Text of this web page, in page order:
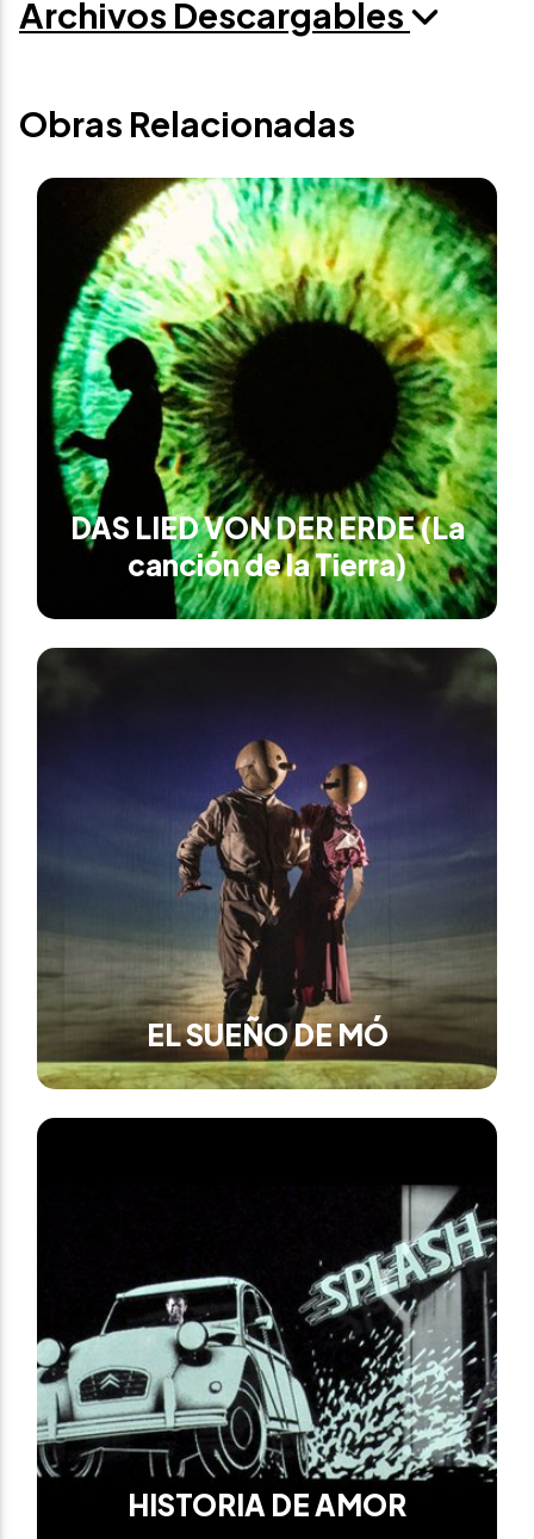
Archivos Descargables
Obras Relacionadas
DAS LIED VON DER ERDE (La
canción de la Tierra)
EL SUEÑO DE MÓ
HISTORIA DE AMOR